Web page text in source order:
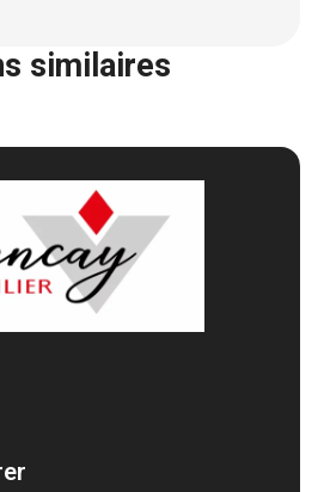
similaires